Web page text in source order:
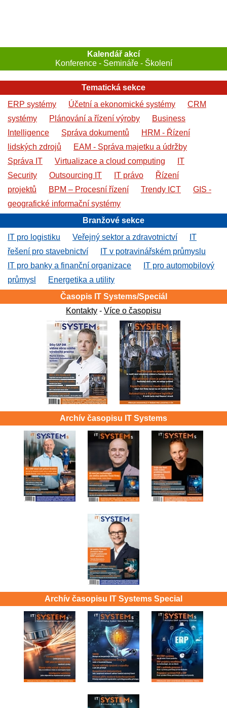
Kalendář akcí
Konference - Semináře - Školení
Tematická sekce
ERP systémy
Účetní a ekonomické systémy
CRM
systémy
Plánování a řízení výroby
Business
Intelligence
Správa dokumentů
HRM - Řízení
lidských zdrojů
EAM - Správa majetku a údržby
Správa IT
Virtualizace a cloud computing
IT
Security
Outsourcing IT IT právo
Řízení
projektů
BPM – Procesní řízení Trendy ICT
GIS -
geografické informační systémy
Branžové sekce
IT pro logistiku
Veřejný sektor a zdravotnictví
IT
řešení pro stavebnictví
IT v potravinářském průmyslu
IT pro banky a finanční organizace
IT pro automobilový
průmysl
Energetika a utility
Časopis IT Systems/Speciál
Kontakty - Více o časopisu
Archív časopisu IT Systems
Archív časopisu IT Systems Special